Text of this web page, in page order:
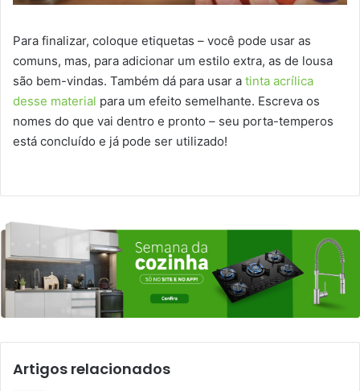
Para finalizar, coloque etiquetas – você pode usar as
comuns, mas, para adicionar um estilo extra, as de lousa
são bem-vindas. Também dá para usar a tinta acrílica
desse material para um efeito semelhante. Escreva os
nomes do que vai dentro e pronto – seu porta-temperos
está concluído e já pode ser utilizado!
Artigos relacionados